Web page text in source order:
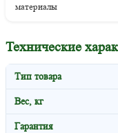
материалы
Технические
Тип товара
Вес, кг
Гарантия